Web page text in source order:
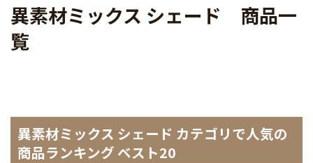
異素材ミックス シェード 商品一
覧
異素材ミックス シェード カテゴリで人気の
商品ランキング ベスト20